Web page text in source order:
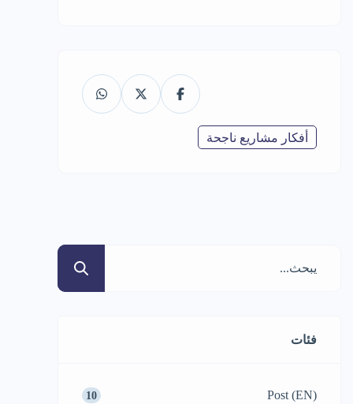
أفكار مشاريع ناجحة
فئات
Post (EN)
10